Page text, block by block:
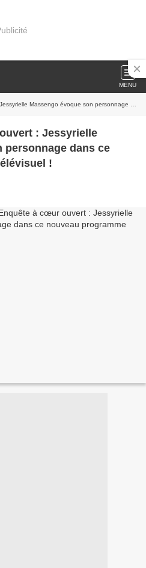
MENU
évoque son personnage dans ce nouveau programme télévisuel !
: Jessyrielle
personnage dans ce
!